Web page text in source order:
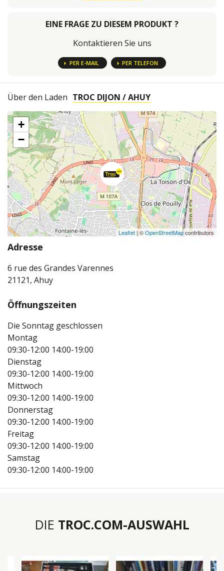
EINE FRAGE ZU DIESEM PRODUKT ?
Kontaktieren Sie uns
PER E-MAIL PER TELEFON
Über den Laden TROC DIJON / AHUY
+
−
Leaflet | ©OpenStreetMapcontributors
Adresse
6 rue des Grandes Varennes
21121, Ahuy
Öffnungszeiten
Die Sonntag geschlossen
Montag
09:30-12:00 14:00-19:00
Dienstag
09:30-12:00 14:00-19:00
Mittwoch
09:30-12:00 14:00-19:00
Donnerstag
09:30-12:00 14:00-19:00
Freitag
09:30-12:00 14:00-19:00
Samstag
09:30-12:00 14:00-19:00
DIE TROC.COM-AUSWAHL